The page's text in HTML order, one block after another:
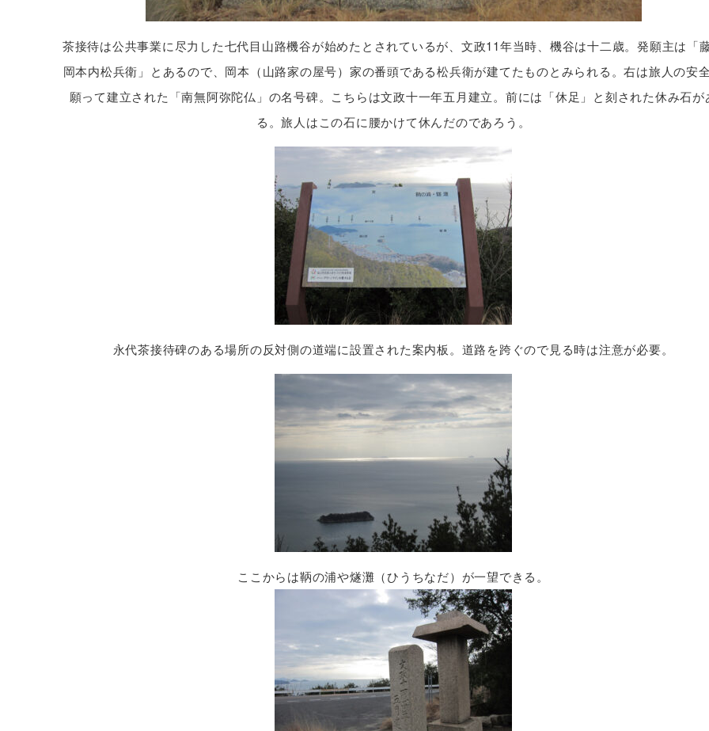
茶接待は公共事業に尽力した七代目山路機谷が始めたとされているが、文政11年当時、機谷は十二歳。発願主は「
岡本内松兵衛」とあるので、岡本（山路家の屋号）家の番頭である松兵衛が建てたものとみられる。右は旅人の安
願って建立された「南無阿弥陀仏」の名号碑。こちらは文政十一年五月建立。前には「休足」と刻された休み石が
る。旅人はこの石に腰かけて休んだのであろう。
永代茶接待碑のある場所の反対側の道端に設置された案内板。道路を跨ぐので見る時は注意が必要。
ここからは鞆の浦や燧灘（ひうちなだ）が一望できる。